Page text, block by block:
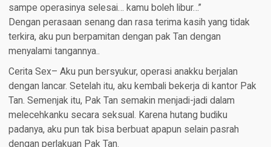
sampe operasinya selesai… kamu boleh libur…”
Dengan perasaan senang dan rasa terima kasih yang tidak
terkira, aku pun berpamitan dengan pak Tan dengan
menyalami tangannya..
Cerita Sex– Aku pun bersyukur, operasi anakku berjalan
dengan lancar. Setelah itu, aku kembali bekerja di kantor Pak
Tan. Semenjak itu, Pak Tan semakin menjadi-jadi dalam
melecehkanku secara seksual. Karena hutang budiku
padanya, aku pun tak bisa berbuat apapun selain pasrah
dengan perlakuan Pak Tan.